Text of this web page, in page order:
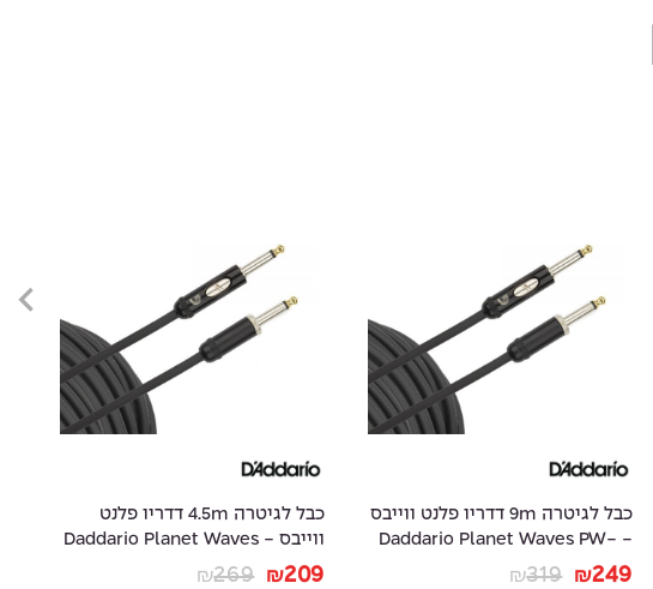
כבל לגיטרה 9m דדריו פלנט ווייבס
- Daddario Planet Waves PW-
AMSK-30
₪319 ₪249
כבל לגיטרה 4.5m דדריו פלנט
ווייבס - Daddario Planet Waves
PW-AMSK-15
₪269 ₪209